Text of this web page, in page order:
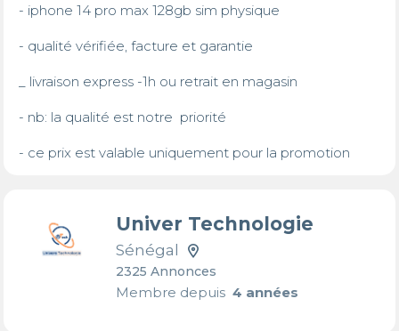
- iphone 14 pro max 128gb sim physique
- qualité vérifiée, facture et garantie
_ livraison express -1h ou retrait en magasin
- nb: la qualité est notre  priorité
- ce prix est valable uniquement pour la promotion
Univer Technologie
Sénégal
2325 Annonces
Membre depuis4 années